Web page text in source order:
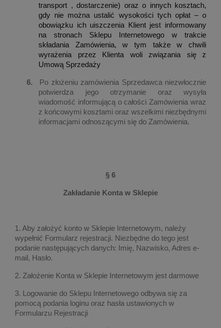
transport , dostarczenie) oraz o innych kosztach,
gdy nie można ustalić wysokości tych opłat – o
obowiązku ich uiszczenia Klient jest informowany
na stronach Sklepu Internetowego w trakcie
składania Zamówienia, w tym także w chwili
wyrażenia przez Klienta woli związania się z
Umową Sprzedaży
6.
Po złożeniu zamówienia Sprzedawca niezwłocznie
potwierdza jego otrzymanie oraz wysyła
wiadomość informującą o całości Zamówienia wraz
z końcowymi kosztami oraz wszelkimi niezbędnymi
informacjami odnoszącymi się do Zamówienia.
§ 6
Zakładanie Konta w Sklepie
1. Aby założyć konto w Sklepie Internetowym, należy
wypełnić Formularz rejestracji. Niezbędne do tego jest
podanie następujących danych: Imię, Nazwisko, Adres e-
mail, Hasło.
2. Założenie Konta w Sklepie Internetowym jest darmowe
3. Logowanie do Sklepu Internetowego odbywa się za
pomocą podania loginu oraz hasła ustawionych w
Formularzu Rejestracji